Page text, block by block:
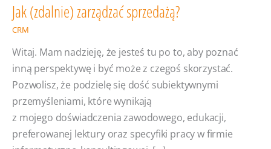
Jak (zdalnie) zarządzać sprzedażą?
CRM
Witaj. Mam nadzieję, że jesteś tu po to, aby poznać
inną perspektywę i być może z czegoś skorzystać.
Pozwolisz, że podzielę się dość subiektywnymi
przemyśleniami, które wynikają
z mojego doświadczenia zawodowego, edukacji,
preferowanej lektury oraz specyfiki pracy w firmie